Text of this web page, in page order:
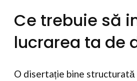
Ce trebuie să
lucrarea ta de
O disertație bine structurată